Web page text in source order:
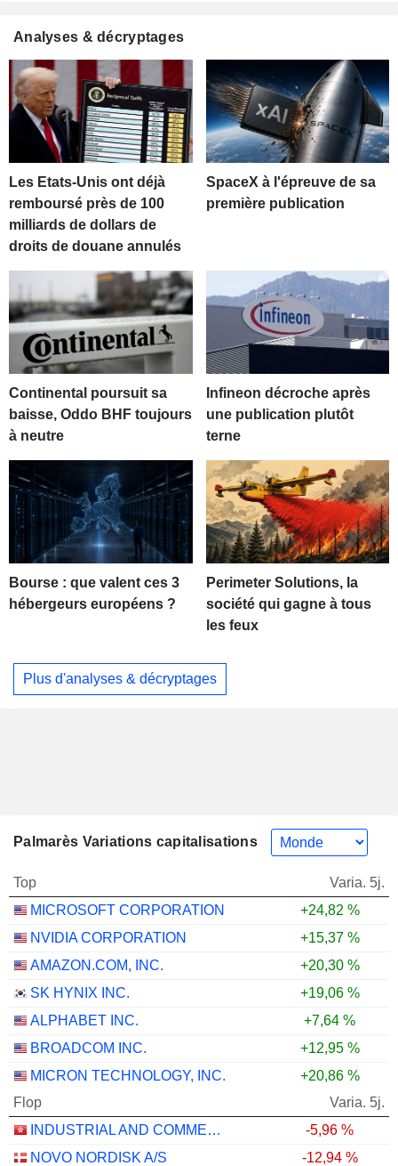
Analyses & décryptages
Les Etats-Unis ont déjà
remboursé près de 100
milliards de dollars de
droits de douane annulés
SpaceX à l'épreuve de sa
première publication
Continental poursuit sa
baisse, Oddo BHF toujours
à neutre
Infineon décroche après
une publication plutôt
terne
Bourse : que valent ces 3
hébergeurs européens ?
Perimeter Solutions, la
société qui gagne à tous
les feux
Plus d'analyses & décryptages
Palmarès Variations capitalisations
Top
Varia. 5j.
MICROSOFT CORPORATION
+24,82 %
NVIDIA CORPORATION
+15,37 %
AMAZON.COM, INC.
+20,30 %
SK HYNIX INC.
+19,06 %
ALPHABET INC.
+7,64 %
BROADCOM INC.
+12,95 %
MICRON TECHNOLOGY, INC.
+20,86 %
Flop
Varia. 5j.
INDUSTRIAL AND COMMERCIAL BANK OF CHINA LIMITED
-5,96 %
NOVO NORDISK A/S
-12,94 %